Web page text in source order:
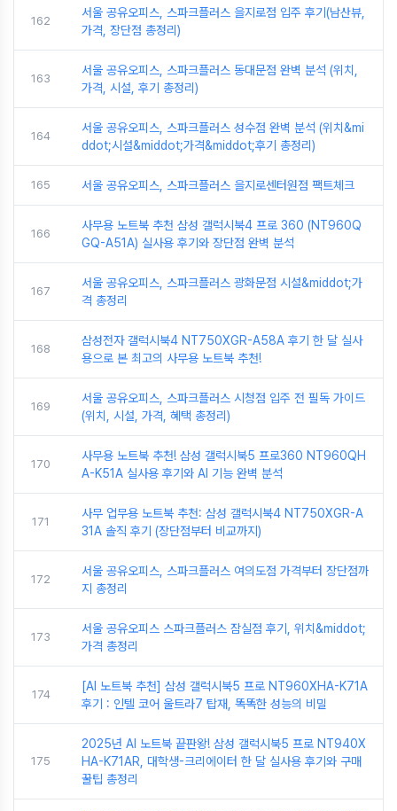
162
서울 공유오피스, 스파크플러스 을지로점 입주 후기(남산뷰,
가격, 장단점 총정리)
163
서울 공유오피스, 스파크플러스 동대문점 완벽 분석 (위치,
가격, 시설, 후기 총정리)
164
서울 공유오피스, 스파크플러스 성수점 완벽 분석 (위치&mi
ddot;시설&middot;가격&middot;후기 총정리)
165 서울 공유오피스, 스파크플러스 을지로센터원점 팩트체크
166
사무용 노트북 추천 삼성 갤럭시북4 프로 360 (NT960Q
GQ-A51A) 실사용 후기와 장단점 완벽 분석
167
서울 공유오피스, 스파크플러스 광화문점 시설&middot;가
격 총정리
168
삼성전자 갤럭시북4 NT750XGR-A58A 후기 한 달 실사
용으로 본 최고의 사무용 노트북 추천!
169
서울 공유오피스, 스파크플러스 시청점 입주 전 필독 가이드
(위치, 시설, 가격, 혜택 총정리)
170
사무용 노트북 추천! 삼성 갤럭시북5 프로360 NT960QH
A-K51A 실사용 후기와 AI 기능 완벽 분석
171
사무 업무용 노트북 추천: 삼성 갤럭시북4 NT750XGR-A
31A 솔직 후기 (장단점부터 비교까지)
172
서울 공유오피스, 스파크플러스 여의도점 가격부터 장단점까
지 총정리
173
서울 공유오피스 스파크플러스 잠실점 후기, 위치&middot;
가격 총정리
174
[AI 노트북 추천] 삼성 갤럭시북5 프로 NT960XHA-K71A
후기 : 인텔 코어 울트라7 탑재, 똑똑한 성능의 비밀
175
2025년 AI 노트북 끝판왕! 삼성 갤럭시북5 프로 NT940X
HA-K71AR, 대학생-크리에이터 한 달 실사용 후기와 구매
꿀팁 총정리